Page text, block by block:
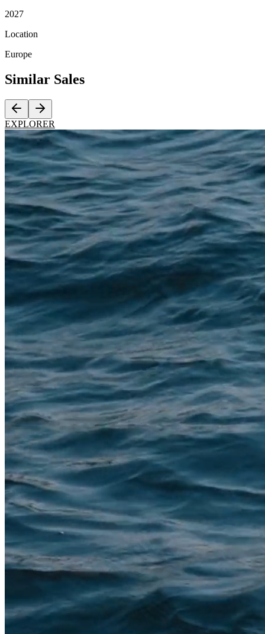
2027
Location
Europe
Similar Sales
EXPLORER